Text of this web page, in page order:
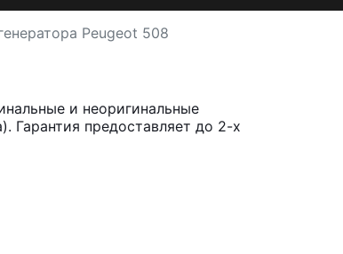
Peugeot 508
и неоригинальные
Гарантия предоставляет до 2-х